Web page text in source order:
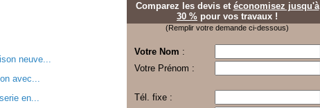
neuve...
avec...
en...
Comparez les devis et économisez jusqu'à
30 % pour vos travaux !
(Remplir votre demande ci-dessous)
Votre Nom :
Votre Prénom :
Tél. fixe :